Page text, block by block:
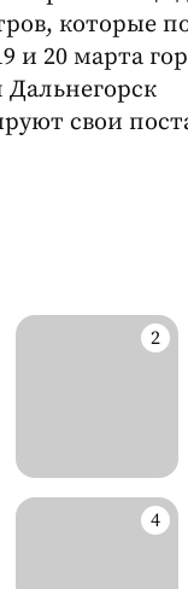
которые
и 20 марта
Дальнегорск
свои